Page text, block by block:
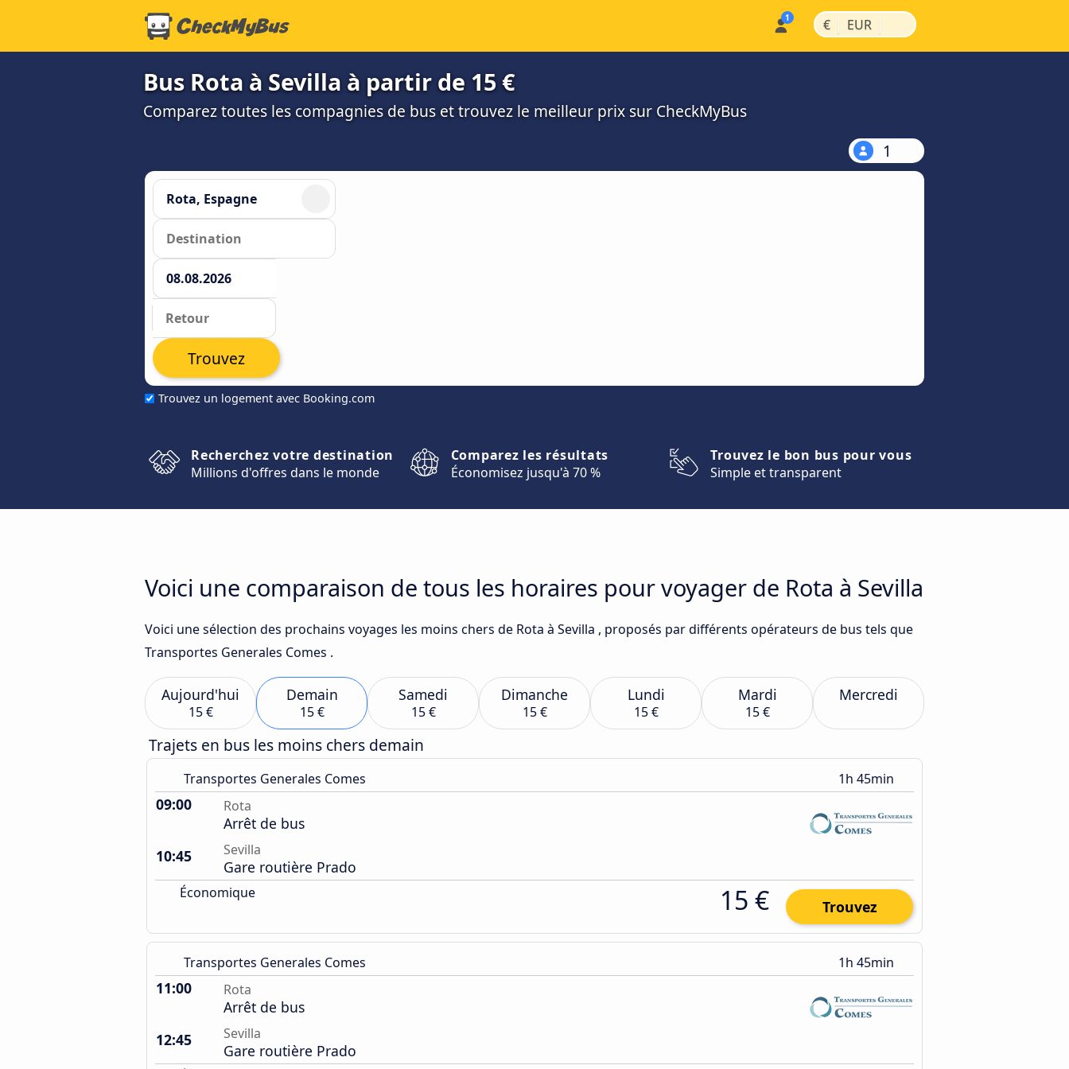
€ | EUR |
Bus Rota à Sevilla à partir de 15 €
Comparez toutes les compagnies de bus et trouvez le meilleur prix sur CheckMyBus
1
Trouvez un logement avec Booking.com
Trouvez
Recherchez votre destination
Millions d'offres dans le monde
Comparez les résultats
Économisez jusqu'à 70 %
Trouvez le bon bus pour vous
Simple et transparent
Voici une comparaison de tous les horaires pour voyager de Rota à Sevilla
Voici une sélection des prochains voyages les moins chers de Rota à Sevilla , proposés par différents opérateurs de bus tels que
Transportes Generales Comes .
Aujourd'hui
15 €
Demain
15 €
Samedi
15 €
Dimanche
15 €
Lundi
15 €
Mardi
15 €
Mercredi
Trajets en bus les moins chers demain
Transportes Generales Comes 1h 45min
09:00 Rota
Arrêt de bus
10:45
Sevilla
Gare routière Prado
Économique 15 € Trouvez
Transportes Generales Comes 1h 45min
11:00 Rota
Arrêt de bus
12:45
Sevilla
Gare routière Prado